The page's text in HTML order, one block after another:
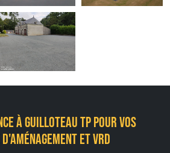
À GUILLOTEAU TP POUR VOS
ET VRD